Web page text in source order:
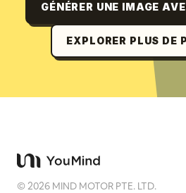
GÉNÉRER UNE IMAGE
EXPLORER PLUS DE
©2026 MIND MOTOR PTE. LTD.